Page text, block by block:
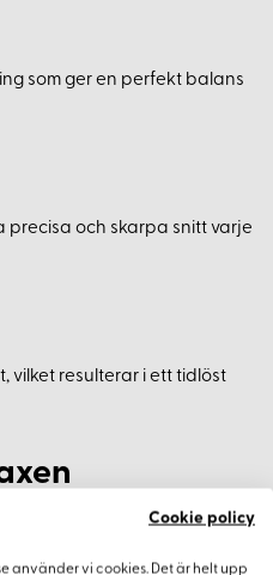
som ger en perfekt balans
precisa och skarpa snitt varje
vilket resulterar i ett tidlöst
lika vacker på sybordet som
Cookie policy
använder vi cookies. Det är helt upp